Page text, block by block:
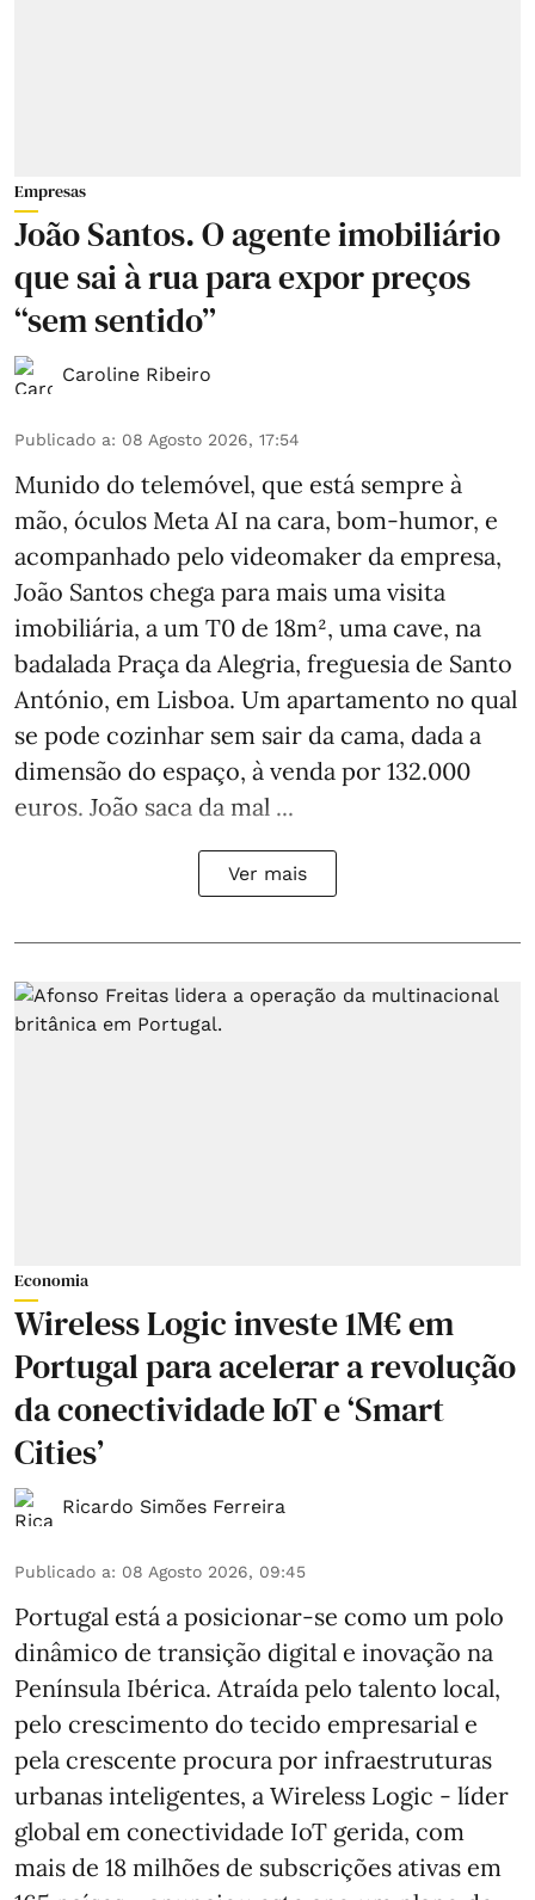
Empresas
João Santos. O agente imobiliário
que sai à rua para expor preços
“sem sentido”
Caroline Ribeiro
Publicado a: 08 Agosto 2026, 17:54
Munido do telemóvel, que está sempre à
mão, óculos Meta AI na cara, bom-humor, e
acompanhado pelo videomaker da empresa,
João Santos chega para mais uma visita
imobiliária, a um T0 de 18m², uma cave, na
badalada Praça da Alegria, freguesia de Santo
António, em Lisboa. Um apartamento no qual
se pode cozinhar sem sair da cama, dada a
dimensão do espaço, à venda por 132.000
euros. João saca da mal ...
Ver mais
Economia
Wireless Logic investe 1M€ em
Portugal para acelerar a revolução
da conectividade IoT e ‘Smart
Cities’
Ricardo Simões Ferreira
Publicado a: 08 Agosto 2026, 09:45
Portugal está a posicionar-se como um polo
dinâmico de transição digital e inovação na
Península Ibérica. Atraída pelo talento local,
pelo crescimento do tecido empresarial e
pela crescente procura por infraestruturas
urbanas inteligentes, a Wireless Logic - líder
global em conectividade IoT gerida, com
mais de 18 milhões de subscrições ativas em